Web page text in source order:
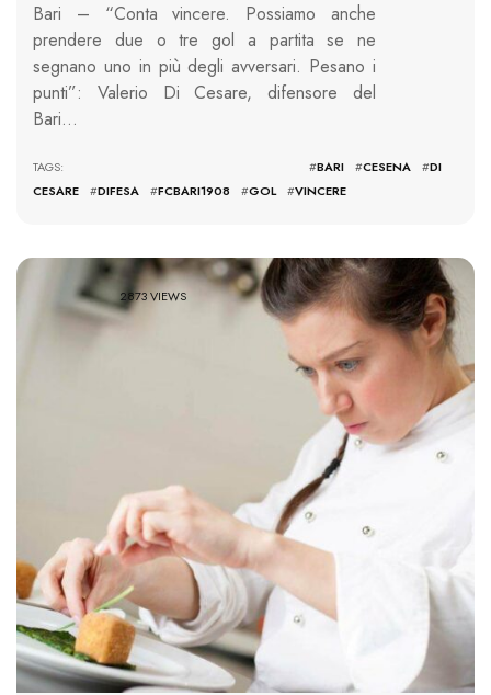
Bari – “Conta vincere. Possiamo anche
prendere due o tre gol a partita se ne
segnano uno in più degli avversari. Pesano i
punti”: Valerio Di Cesare, difensore del
Bari…
TAGS: #BARI #CESENA #DI
CESARE
#DIFESA #FCBARI1908 #GOL #VINCERE
2873 VIEWS